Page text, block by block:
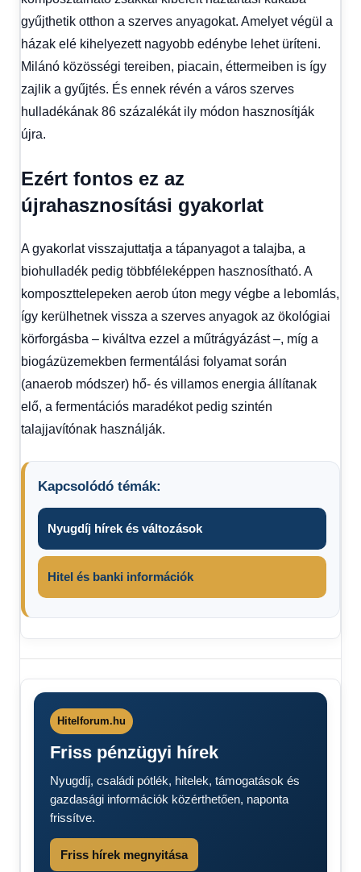
gyűjthetik otthon a szerves anyagokat. Amelyet végül a
házak elé kihelyezett nagyobb edénybe lehet üríteni.
Milánó közösségi tereiben, piacain, éttermeiben is így
zajlik a gyűjtés. És ennek révén a város szerves
hulladékának 86 százalékát ily módon hasznosítják
újra.
Ezért fontos ez az
újrahasznosítási gyakorlat
A gyakorlat visszajuttatja a tápanyagot a talajba, a
biohulladék pedig többféleképpen hasznosítható. A
komposzttelepeken aerob úton megy végbe a lebomlás,
így kerülhetnek vissza a szerves anyagok az ökológiai
körforgásba – kiváltva ezzel a műtrágyázást –, míg a
biogázüzemekben fermentálási folyamat során
(anaerob módszer) hő- és villamos energia állítanak
elő, a fermentációs maradékot pedig szintén
talajjavítónak használják.
Kapcsolódó témák:
Nyugdíj hírek és változások
Hitel és banki információk
jelentettek
Hitelforum.hu
Friss pénzügyi hírek
Nyugdíj, családi pótlék, hitelek, támogatások és
gazdasági információk közérthetően, naponta
frissítve.
Friss hírek megnyitása